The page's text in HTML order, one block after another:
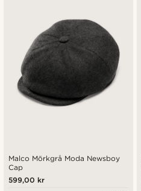
Malco Mörkgrå Moda Newsboy
Cap
599,00 kr